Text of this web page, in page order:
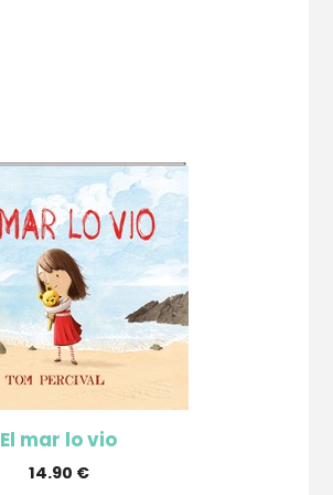
El mar lo vio
14.90 €